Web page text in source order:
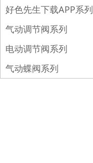
好色先生下载APP系列
气动调节阀系列
电动调节阀系列
气动蝶阀系列